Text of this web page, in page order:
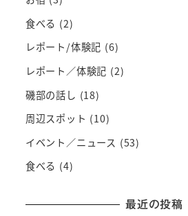
食べる (2)
レポート/体験記 (6)
レポート／体験記 (2)
磯部の話し (18)
周辺スポット (10)
イベント／ニュース (53)
食べる (4)
最近の投稿